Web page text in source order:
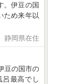
。伊豆の国
ため来年以
静岡県在住
豆の国市の
最高でし